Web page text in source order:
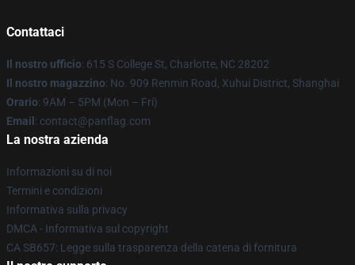
Contattaci
Il nostro ufficio: 615 S College St, Charlotte, NC 28202
Il nostro magazzino: No. 909 Renmin Road, Xuhui District, Shanghai
Orario: 9AM – 5PM (Mon – Fri)
Email : contact@panflag.com
La nostra azienda
Informazioni su di noi
Termini e condizioni
Informativa sulla privacy
DMCA - Informativa sul copyright
CA SB657: Legge sulla trasparenza della catena di fornitura